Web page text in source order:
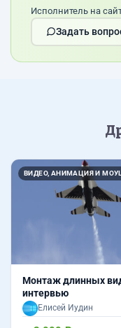
Исполнитель на
Задать
ВИДЕО, АНИМАЦИЯ И
Монтаж длинных
интервью
Елисей Иудин